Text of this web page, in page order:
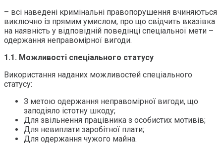
– всі наведені кримінальні правопорушення вчиняються
виключно із прямим умислом, про що свідчить вказівка
на наявність у відповідній поведінці спеціальної мети –
одержання неправомірної вигоди.
1.1. Можливості спеціального статусу
Використання наданих можливостей спеціального
статусу:
З метою одержання неправомірної вигоди, що
заподіяло істотну шкоду;
Для звільнення працівника з особистих мотивів;
Для невиплати заробітної плати;
Для одержання чужого майна.